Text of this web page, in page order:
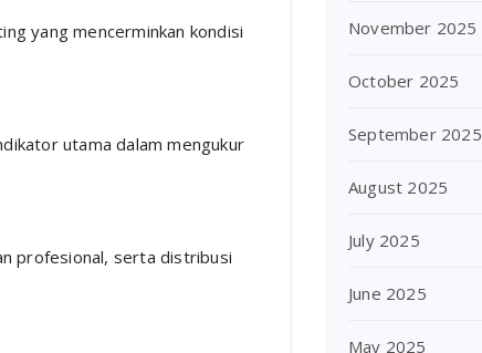
yang mencerminkan kondisi
utama dalam mengukur
profesional, serta distribusi
November 2025
October 2025
September 2025
August 2025
July 2025
June 2025
May 2025